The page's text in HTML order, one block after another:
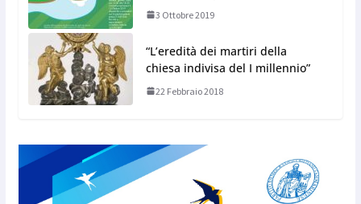
3 Ottobre 2019
“L’eredità dei martiri della
chiesa indivisa del I millennio”
22 Febbraio 2018